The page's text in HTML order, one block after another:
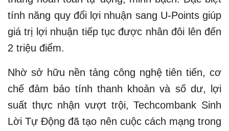
tính năng quy đổi lợi nhuận sang U-Points giúp
giá trị lợi nhuận tiếp tục được nhân đôi lên đến
2 triệu điểm.
Nhờ sở hữu nền tảng công nghệ tiên tiến, cơ
chế đảm bảo tính thanh khoản và số dư, lợi
suất thực nhận vượt trội, Techcombank Sinh
Lời Tự Động đã tạo nên cuộc cách mạng trong